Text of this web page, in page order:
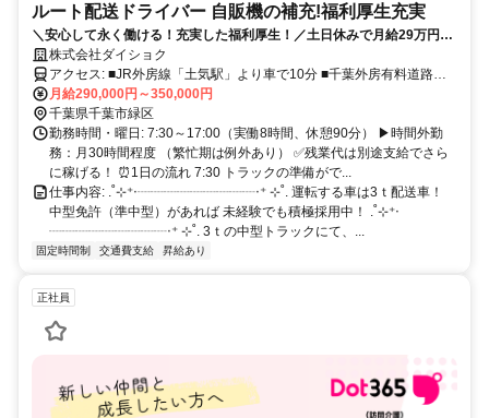
ルート配送ドライバー 自販機の補充!福利厚生充実
＼安心して永く働ける！充実した福利厚生！／土日休みで月給29万円以
上❗トレーニングルーム完備❗中型免許があれば、未経験スタート歓迎★
株式会社ダイショク
アクセス: ■JR外房線「土気駅」より車で10分 ■千葉外房有料道路大
木戸ICより車で5分 ・車通勤OK ・バイク通勤OK ・無料駐車場完備
千葉市内からはもちろん、 東金市、大綱白里市、茂原市、 市原市か
らもアクセス良好◎
月給290,000円～350,000円
千葉県千葉市緑区
勤務時間・曜日: 7:30～17:00（実働8時間、休憩90分） ▶時間外勤
務：月30時間程度 （繁忙期は例外あり） ✅残業代は別途支給でさら
に稼げる！ ⏰1日の流れ 7:30 トラックの準備がで...
仕事内容: .˚⊹⁺‧┈┈┈┈┈┈┈┈┈‧⁺ ⊹˚. 運転する車は3ｔ配送車！
中型免許（準中型）があれば 未経験でも積極採用中！ .˚⊹⁺‧
┈┈┈┈┈┈┈┈┈‧⁺ ⊹˚. 3ｔの中型トラックにて、...
固定時間制 交通費支給 昇給あり
正社員